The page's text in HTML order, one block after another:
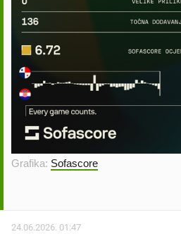
Grafika: Sofascore
24.06.2026. 01:47